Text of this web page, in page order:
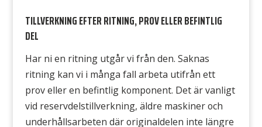
TILLVERKNING EFTER RITNING, PROV ELLER BEFINTLIG
DEL
Har ni en ritning utgår vi från den. Saknas
ritning kan vi i många fall arbeta utifrån ett
prov eller en befintlig komponent. Det är vanligt
vid reservdelstillverkning, äldre maskiner och
underhållsarbeten där originaldelen inte längre